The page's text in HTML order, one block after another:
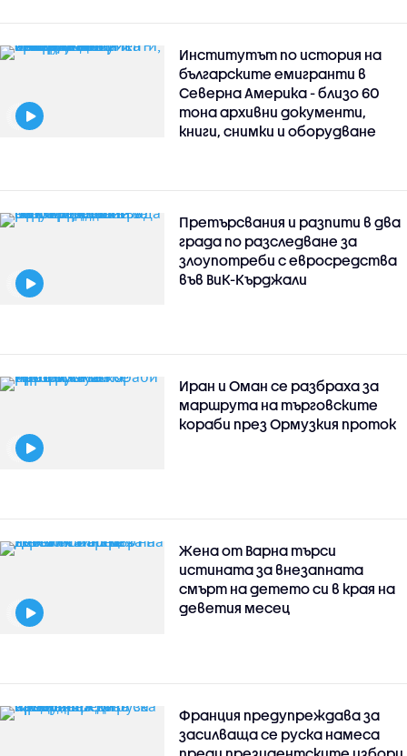
Институтът по история на
българските емигранти в
Северна Америка - близо 60
тона архивни документи,
книги, снимки и оборудване
Претърсвания и разпити в два
града по разследване за
злоупотреби с евросредства
във ВиК-Кърджали
Иран и Оман се разбраха за
маршрута на търговските
кораби през Ормузкия проток
Жена от Варна търси
истината за внезапната
смърт на детето си в края на
деветия месец
Франция предупреждава за
засилваща се руска намеса